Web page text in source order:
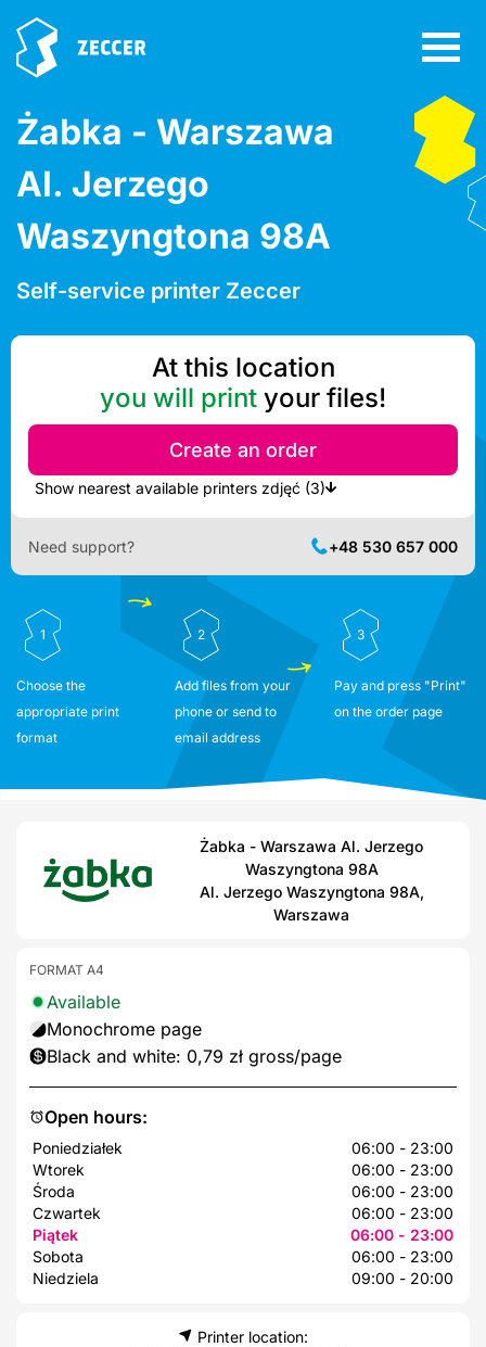
Żabka - Warszawa
Al. Jerzego
Waszyngtona 98A
Self-service printer Zeccer
At this location
you will print your files!
Create an order
Show nearest available printers zdjęć (3)
Need support? +48 530 657 000
1
Choose the
appropriate print
format
2
Add files from your
phone or send to
email address
3
Pay and press "Print"
on the order page
Żabka - Warszawa Al. Jerzego
Waszyngtona 98A
Al. Jerzego Waszyngtona 98A,
Warszawa
Open hours:
Poniedziałek
06:00 - 23:00
Wtorek
06:00 - 23:00
Środa
06:00 - 23:00
Czwartek
06:00 - 23:00
Piątek
06:00 - 23:00
Sobota
06:00 - 23:00
Niedziela
09:00 - 20:00
FORMAT A4
Available
Monochrome page
Black and white: 0,79 zł gross/page
Printer location: